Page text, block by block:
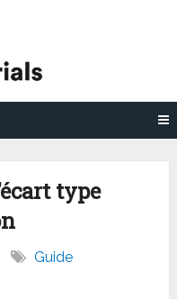
type
Guide